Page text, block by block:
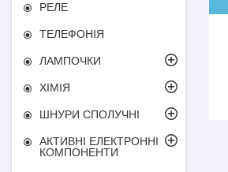
РЕЛЕ
ТЕЛЕФОНІЯ
ЛАМПОЧКИ
ХІМІЯ
ШНУРИ СПОЛУЧНІ
АКТИВНІ ЕЛЕКТРОННІ
КОМПОНЕНТИ